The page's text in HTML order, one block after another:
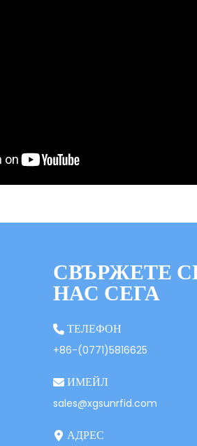
СВЪРЖЕТЕ
НАС СЕГА
ТЕЛЕФОН
+86-(0771)5816625
ИМЕЙЛ
sales@xgsunrfid.com
АДРЕС